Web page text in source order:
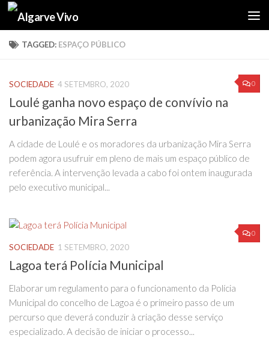
Skip to content
TAGGED: ESPAÇO PÚBLICO
0
SOCIEDADE 4 SETEMBRO, 2020
Loulé ganha novo espaço de convívio na
urbanização Mira Serra
A cidade de Loulé e os moradores da urbanização Mira Serra
podem agora usufruir em pleno de mais um espaço público de
referência. A intervenção levada a cabo foi ontem inaugurada
pelo executivo municipal...
0
SOCIEDADE 1 SETEMBRO, 2020
Lagoa terá Polícia Municipal
Elaborar um regulamento para o funcionamento da Polícia
Municipal do concelho de Lagoa é o primeiro passo de um
percurso que deverá conduzir à criação desse serviço
especializado. A decisão de iniciar o processo...